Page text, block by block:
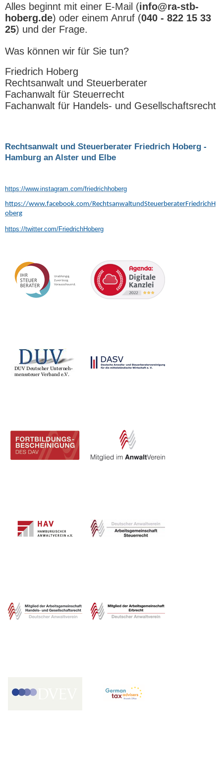
Alles beginnt mit einer E-Mail (info@ra-stb-
hoberg.de) oder einem Anruf (040 - 822 15 33
25) und der Frage.
Was können wir für Sie tun?
Friedrich Hoberg
Rechtsanwalt und Steuerberater
Fachanwalt für Steuerrecht
Fachanwalt für Handels- und Gesellschaftsrecht
Rechtsanwalt und Steuerberater Friedrich Hoberg -
Hamburg an Alster und Elbe
https://www.instagram.com/friedrichhoberg
https://www.facebook.com/RechtsanwaltundSteuerberaterFriedrichH
oberg
https://twitter.com/FriedrichHoberg